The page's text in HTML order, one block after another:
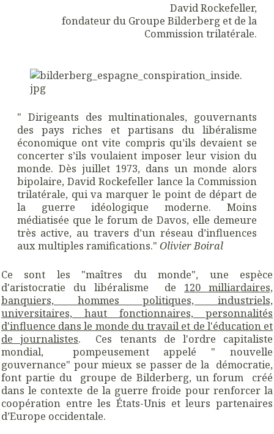
David Rockefeller,
fondateur du Groupe Bilderberg et de la
Commission trilatérale.
" Dirigeants des multinationales, gouvernants
des pays riches et partisans du libéralisme
économique ont vite compris qu’ils devaient se
concerter s’ils voulaient imposer leur vision du
monde. Dès juillet 1973, dans un monde alors
bipolaire, David Rockefeller lance la Commission
trilatérale, qui va marquer le point de départ de
la guerre idéologique moderne. Moins
médiatisée que le forum de Davos, elle demeure
très active, au travers d’un réseau d’influences
aux multiples ramifications." Olivier Boiral
Ce sont les "maîtres du monde", une espèce
d'aristocratie du libéralisme de 120 milliardaires,
banquiers, hommes politiques, industriels,
universitaires, haut fonctionnaires, personnalités
d'influence dans le monde du travail et de l'éducation et
de journalistes. Ces tenants de l'ordre capitaliste
mondial, pompeusement appelé " nouvelle
gouvernance" pour mieux se passer de la démocratie,
font partie du groupe de Bilderberg, un forum créé
dans le contexte de la guerre froide pour renforcer la
coopération entre les États-Unis et leurs partenaires
d’Europe occidentale.